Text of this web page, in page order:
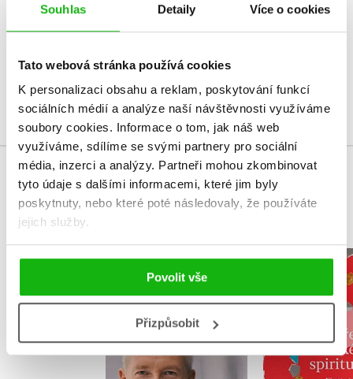
Souhlas Detaily Více o cookies
Tato webová stránka používá cookies
K personalizaci obsahu a reklam, poskytování funkcí
sociálních médií a analýze naší návštěvnosti využíváme
soubory cookies. Informace o tom, jak náš web
využíváme, sdílíme se svými partnery pro sociální
média, inzerci a analýzy. Partneři mohou zkombinovat
tyto údaje s dalšími informacemi, které jim byly
poskytnuty, nebo které poté následovaly, že používáte
jejich služby.
Povolit vše
Přizpůsobit
Vaše hodnocení
Uživatelskou recenzi mohou vkládat pouze registrovaní uživatelé
Přihlásit
MOHLO BY VÁS TAKÉ ZAJÍMAT
Dobro a zlo 21.
století
Klára Mandausová
,
Marek Vácha
Kořeny
Terezie